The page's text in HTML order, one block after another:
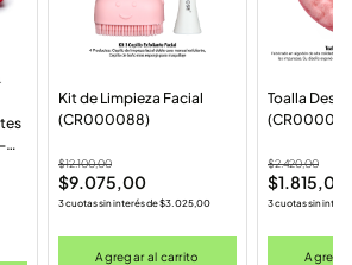
Kit de Limpieza Facial
(CR000088)
$12.100,00
$9.075,00
3 cuotas sin interés de$3.025,00
Agregar al carrito
Toalla
$2.420,00
$1.815,00
3 cuotas sin